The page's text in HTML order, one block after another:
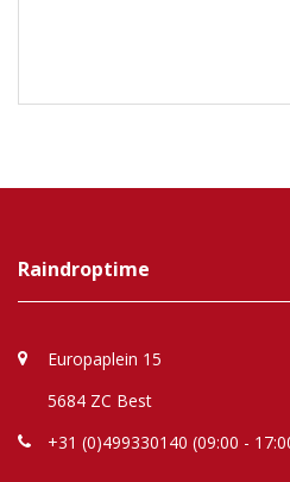
Raindroptime
Europaplein 15
5684 ZC Best
+31 (0)499330140 (09:00 -